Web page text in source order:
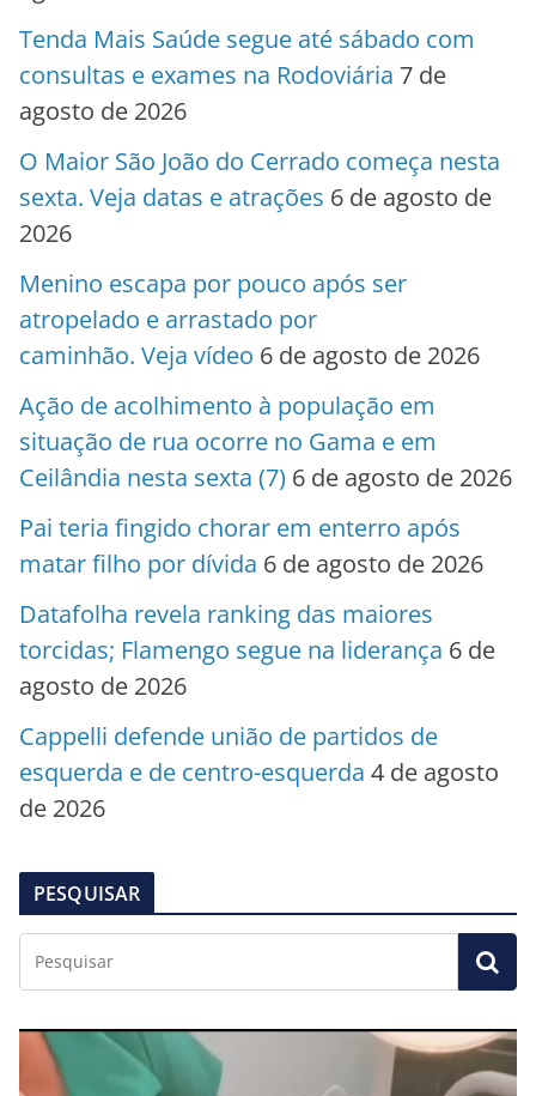
Tenda Mais Saúde segue até sábado com
consultas e exames na Rodoviária 7 de
agosto de 2026
O Maior São João do Cerrado começa nesta
sexta. Veja datas e atrações 6 de agosto de
2026
Menino escapa por pouco após ser
atropelado e arrastado por
caminhão. Veja vídeo 6 de agosto de 2026
Ação de acolhimento à população em
situação de rua ocorre no Gama e em
Ceilândia nesta sexta (7) 6 de agosto de 2026
Pai teria fingido chorar em enterro após
matar filho por dívida 6 de agosto de 2026
Datafolha revela ranking das maiores
torcidas; Flamengo segue na liderança 6 de
agosto de 2026
Cappelli defende união de partidos de
esquerda e de centro-esquerda 4 de agosto
de 2026
PESQUISAR